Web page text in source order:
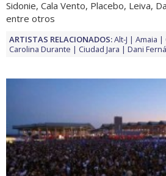
Sidonie, Cala Vento, Placebo, Leiva,
entre otros
ARTISTAS RELACIONADOS:Alt-J Amaia
Carolina Durante
Ciudad Jara Dani